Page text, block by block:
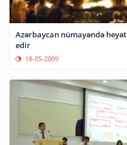
Azərbaycan nümayəndə
edir
18-05-2009